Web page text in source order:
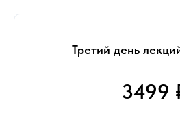
Третий день
3499